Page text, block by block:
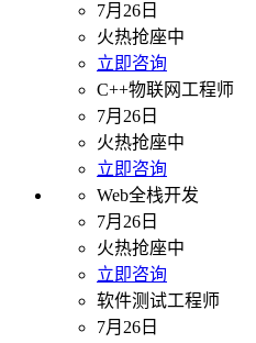
7月26日
火热抢座中
立即咨询
C++物联网工程师
7月26日
火热抢座中
立即咨询
Web全栈开发
7月26日
火热抢座中
立即咨询
软件测试工程师
7月26日